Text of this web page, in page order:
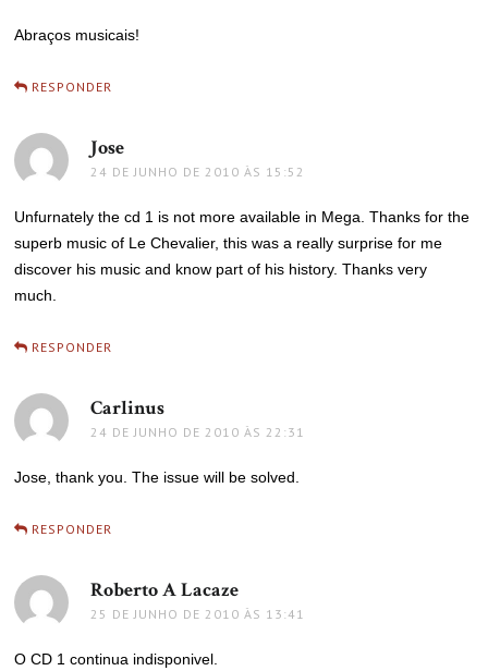
Abraços musicais!
RESPONDER
Jose
24 DE JUNHO DE 2010 ÀS 15:52
Unfurnately the cd 1 is not more available in Mega. Thanks for the
superb music of Le Chevalier, this was a really surprise for me
discover his music and know part of his history. Thanks very
much.
RESPONDER
Carlinus
24 DE JUNHO DE 2010 ÀS 22:31
Jose, thank you. The issue will be solved.
RESPONDER
Roberto A Lacaze
25 DE JUNHO DE 2010 ÀS 13:41
O CD 1 continua indisponivel.